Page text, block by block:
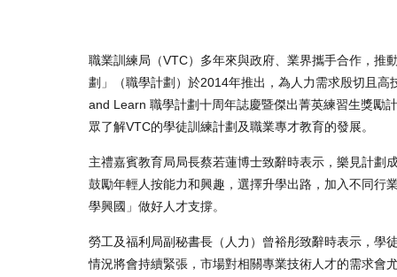
職業訓練局（VTC）多年來與政府、業界攜手合作，推
劃」（職學計劃）於2014年推出，為人力需求殷切且
and Learn 職學計劃十周年誌慶暨傑出菁英練習生獎勵
眾了解VTC的學徒訓練計劃及職業專才教育的發展。
主禮嘉賓教育局局長蔡若蓮博士致辭時表示，樂見計劃
鼓勵年輕人按能力和興趣，選擇升學出路，加入不同行
學興國」做好人才支撐。
勞工及福利局副秘書長（人力）曾裕彤致辭時表示，學
情況將會持續緊張，市場對相關專業技術人才的需求會